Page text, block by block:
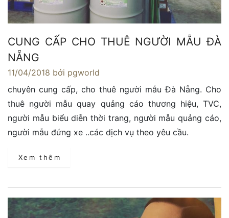
CUNG CẤP CHO THUÊ NGƯỜI MẪU ĐÀ
NẴNG
11/04/2018 bởi pgworld
chuyên cung cấp, cho thuê người mẫu Đà Nẵng. Cho
thuê người mẫu quay quảng cáo thương hiệu, TVC,
người mẫu biểu diễn thời trang, người mẫu quảng cáo,
người mẫu đứng xe ..các dịch vụ theo yêu cầu.
Xem thêm